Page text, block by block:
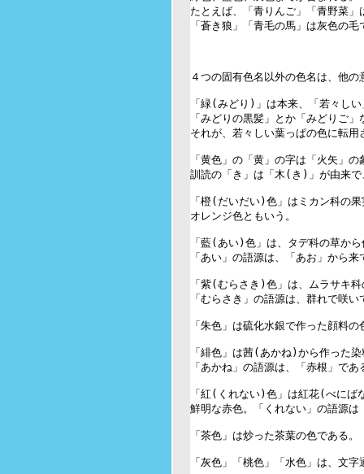
たとえば、「青りんご」「青野菜」
「蒼き狼」「青毛の馬」は灰色の毛
４つの固有色名以外の色名は、他
「緑(みどり)」は本来、「若々し
「みどりの黒髪」とか「みどりご
それが、若々しい葉っぱの色に転用
「黄色」の「黄」の字は「火矢」
訓読の「き」は「木(き)」が由来で
「橙(だいだい)色」はミカン科の
オレンジ色ともいう。
「藍(あい)色」は、タデ科の草か
「あい」の語源は、「あお」から来
「紫(むらさき)色」は、ムラサキ
「むらさき」の語源は、群れで咲
「朱色」は硫化水銀で作った顔料
「緋色」は茜(あかね)から作った
「あかね」の語源は、「赤根」であ
「紅(くれない)色」は紅花(べにば
鮮明な赤色。「くれない」の語源は
「茶色」は炒った茶葉の色である。
「灰色」「桃色」「水色」は、文